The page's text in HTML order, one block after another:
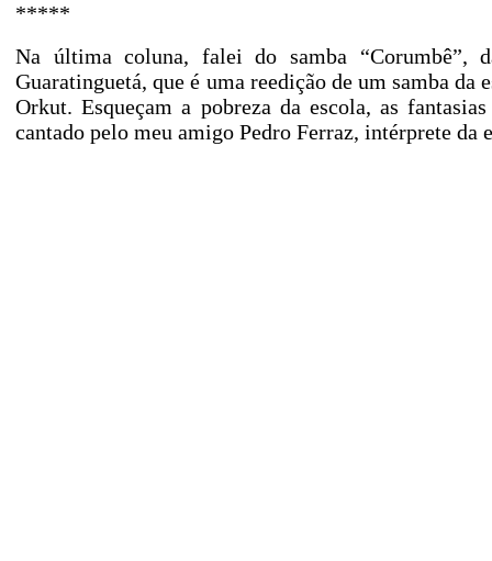
*****
Na última coluna, falei do samba “Corumbê”,
Guaratinguetá, que é uma reedição de um samba
Orkut. Esqueçam a pobreza da escola, as
cantado pelo meu amigo Pedro Ferraz, intérprete